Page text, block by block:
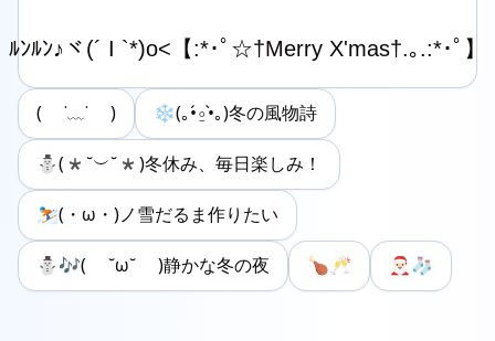
( ˙﹏˙ ) ❄️(｡•́⍛•̀｡)冬の風物詩
⛄️(*˘︶˘*)冬休み、毎日楽しみ！
⛷️(・ω・)ノ雪だるま作りたい
⛄️🎶( ˘ω˘ )静かな冬の夜 🍗🥂 🎅🏻🧦